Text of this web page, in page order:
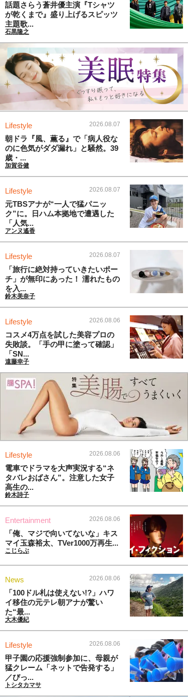
話題さらう蒼井優主演『Tシャツ
が乾くまで』盛り上げるスピッツ
主題歌...
石黒隆之
Lifestyle 2026.08.07
朝ドラ『風、薫る』で「病人役な
のに色気がダダ漏れ」と騒然。39
歳・...
加賀谷健
Lifestyle 2026.08.07
元TBSアナが“一人で猛パニッ
ク”に。日ハム本拠地で遭遇した
「人気...
アンヌ遙香
Lifestyle 2026.08.07
「旅行に絶対持っていきたいポー
チ」が無印にあった！ 濡れたもの
を入...
鈴木美奈子
Lifestyle 2026.08.06
コスメ4万点を試した美容プロの
失敗談。「手の甲に塗って確認」
「SN...
遠藤幸子
Lifestyle 2026.08.06
電車でドラマを大声実況する“ネ
タバレおばさん”。注意した女子
高生の...
鈴木詩子
Entertainment 2026.08.06
「俺、マジで向いてないな」キス
マイ玉森裕太、TVer1000万再生...
こじらぶ
News 2026.08.06
「100ドル札は使えない!?」ハワ
イ移住の元テレ朝アナが驚い
た“最...
大木優紀
Lifestyle 2026.08.06
甲子園の応援強制参加に、母親が
猛クレーム「ネットで告発する」
／びっ...
トシタカマサ